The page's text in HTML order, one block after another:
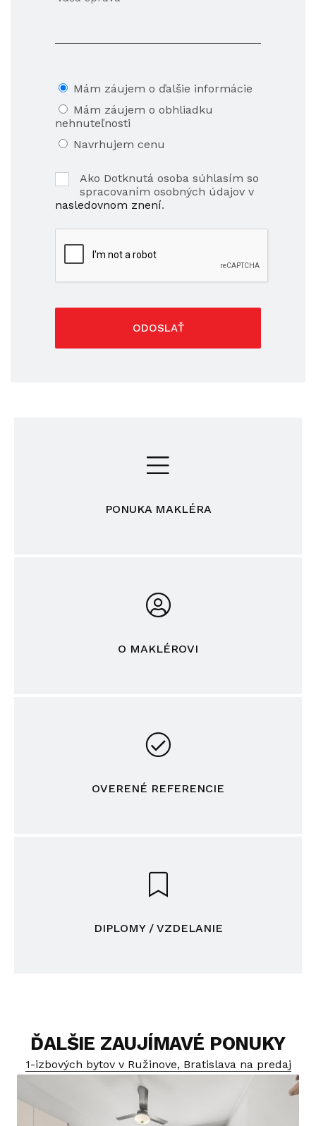
Mám záujem o ďalšie informácie
Mám záujem o obhliadku
nehnuteľnosti
Navrhujem cenu
Ako Dotknutá osoba súhlasím so
spracovaním osobných údajov v
nasledovnom znení.
ODOSLAŤ
PONUKA MAKLÉRA
O MAKLÉROVI
OVERENÉ REFERENCIE
DIPLOMY / VZDELANIE
ĎALŠIE ZAUJÍMAVÉ PONUKY
1-izbových bytov v Ružinove, Bratislava na predaj